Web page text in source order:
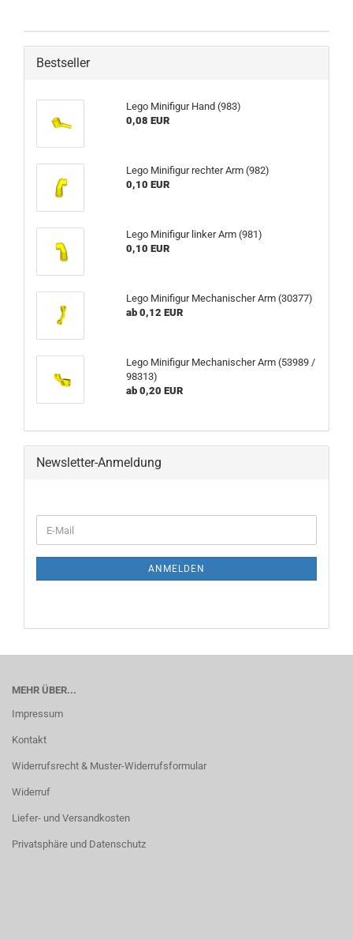
Bestseller
Lego Minifigur Hand (983)
0,08 EUR
Lego Minifigur rechter Arm (982)
0,10 EUR
Lego Minifigur linker Arm (981)
0,10 EUR
Lego Minifigur Mechanischer Arm (30377)
ab 0,12 EUR
Lego Minifigur Mechanischer Arm (53989 /
98313)
ab 0,20 EUR
Newsletter-Anmeldung
ANMELDEN
MEHR ÜBER...
Impressum
Kontakt
Widerrufsrecht & Muster-Widerrufsformular
Widerruf
Liefer- und Versandkosten
Privatsphäre und Datenschutz